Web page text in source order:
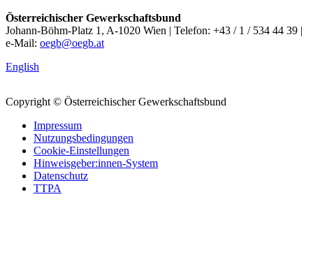
Österreichischer Gewerkschaftsbund
Johann-Böhm-Platz 1, A-1020 Wien | Telefon: +43 / 1 / 534 44 39 |
e-Mail: oegb@oegb.at
English
Copyright © Österreichischer Gewerkschaftsbund
Impressum
Nutzungsbedingungen
Cookie-Einstellungen
Hinweisgeber:innen-System
Datenschutz
TTPA